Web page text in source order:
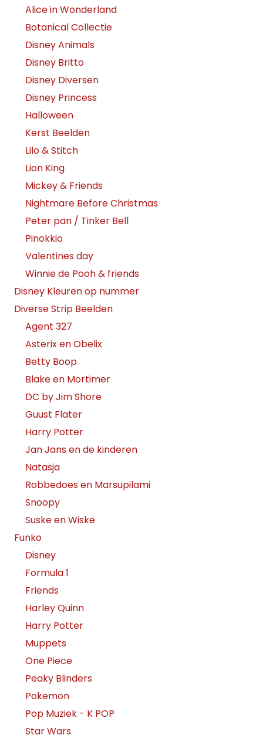
Alice in Wonderland
Botanical Collectie
Disney Animals
Disney Britto
Disney Diversen
Disney Princess
Halloween
Kerst Beelden
Lilo & Stitch
Lion King
Mickey & Friends
Nightmare Before Christmas
Peter pan / Tinker Bell
Pinokkio
Valentines day
Winnie de Pooh & friends
Disney Kleuren op nummer
Diverse Strip Beelden
Agent 327
Asterix en Obelix
Betty Boop
Blake en Mortimer
DC by Jim Shore
Guust Flater
Harry Potter
Jan Jans en de kinderen
Natasja
Robbedoes en Marsupilami
Snoopy
Suske en Wiske
Funko
Disney
Formula 1
Friends
Harley Quinn
Harry Potter
Muppets
One Piece
Peaky Blinders
Pokemon
Pop Muziek - K POP
Star Wars